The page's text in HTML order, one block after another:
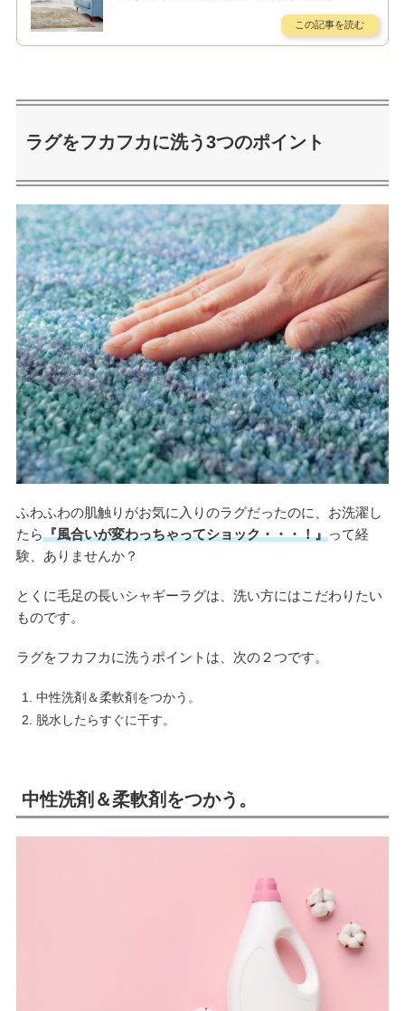
ラグをフカフカに洗う3つのポイント
ふわふわの肌触りがお気に入りのラグだったのに、お洗濯し
たら『風合いが変わっちゃってショック・・・！』って経
験、ありませんか？
とくに毛足の長いシャギーラグは、洗い方にはこだわりたい
ものです。
ラグをフカフカに洗うポイントは、次の２つです。
中性洗剤＆柔軟剤をつかう。
脱水したらすぐに干す。
中性洗剤＆柔軟剤をつかう。